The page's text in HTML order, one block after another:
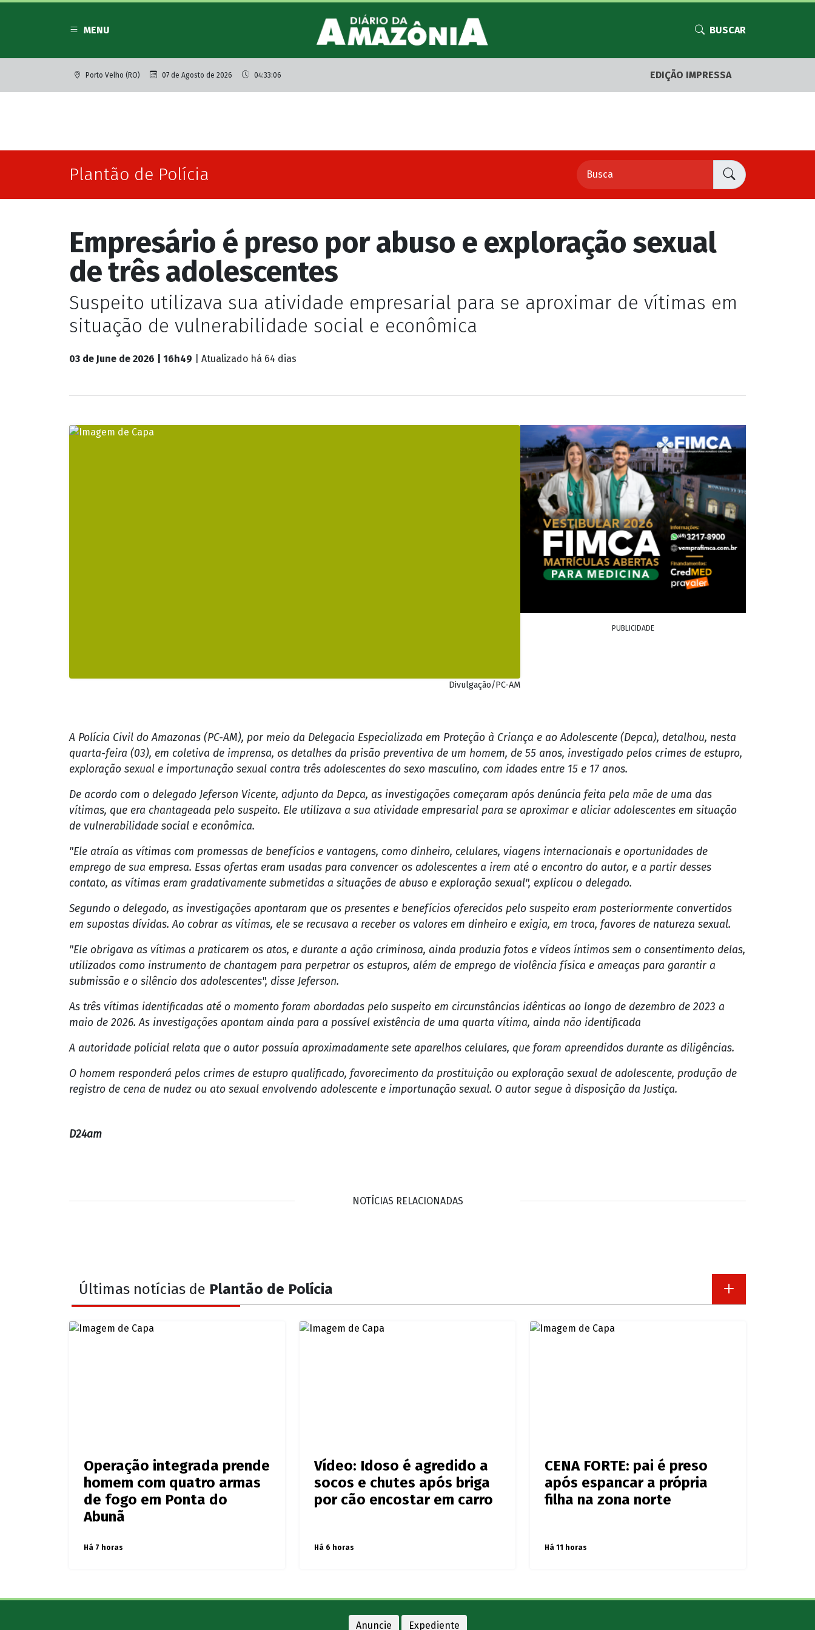
MENU BUSCAR
Porto Velho (RO) 07 de Agosto de 2026 04:33:06 EDIÇÃO IMPRESSA
Plantão de Polícia
Empresário é preso por abuso e exploração sexual
de três adolescentes
Suspeito utilizava sua atividade empresarial para se aproximar de vítimas em
situação de vulnerabilidade social e econômica
03 de June de 2026 | 16h49 | Atualizado há 64 dias
Divulgação/PC-AM
PUBLICIDADE
A Polícia Civil do Amazonas (PC-AM), por meio da Delegacia Especializada em Proteção à Criança e ao Adolescente (Depca), detalhou, nesta
quarta-feira (03), em coletiva de imprensa, os detalhes da prisão preventiva de um homem, de 55 anos, investigado pelos crimes de estupro,
exploração sexual e importunação sexual contra três adolescentes do sexo masculino, com idades entre 15 e 17 anos.
De acordo com o delegado Jeferson Vicente, adjunto da Depca, as investigações começaram após denúncia feita pela mãe de uma das
vítimas, que era chantageada pelo suspeito. Ele utilizava a sua atividade empresarial para se aproximar e aliciar adolescentes em situação
de vulnerabilidade social e econômica.
"Ele atraía as vítimas com promessas de benefícios e vantagens, como dinheiro, celulares, viagens internacionais e oportunidades de
emprego de sua empresa. Essas ofertas eram usadas para convencer os adolescentes a irem até o encontro do autor, e a partir desses
contato, as vítimas eram gradativamente submetidas a situações de abuso e exploração sexual", explicou o delegado.
Segundo o delegado, as investigações apontaram que os presentes e benefícios oferecidos pelo suspeito eram posteriormente convertidos
em supostas dívidas. Ao cobrar as vítimas, ele se recusava a receber os valores em dinheiro e exigia, em troca, favores de natureza sexual.
"Ele obrigava as vítimas a praticarem os atos, e durante a ação criminosa, ainda produzia fotos e vídeos íntimos sem o consentimento delas,
utilizados como instrumento de chantagem para perpetrar os estupros, além de emprego de violência física e ameaças para garantir a
submissão e o silêncio dos adolescentes", disse Jeferson.
As três vítimas identificadas até o momento foram abordadas pelo suspeito em circunstâncias idênticas ao longo de dezembro de 2023 a
maio de 2026. As investigações apontam ainda para a possível existência de uma quarta vítima, ainda não identificada
A autoridade policial relata que o autor possuía aproximadamente sete aparelhos celulares, que foram apreendidos durante as diligências.
O homem responderá pelos crimes de estupro qualificado, favorecimento da prostituição ou exploração sexual de adolescente, produção de
registro de cena de nudez ou ato sexual envolvendo adolescente e importunação sexual. O autor segue à disposição da Justiça.
D24am
NOTÍCIAS RELACIONADAS
Últimas notícias de Plantão de Polícia
Operação integrada prende
homem com quatro armas
de fogo em Ponta do
Abunã
Há 7 horas
Vídeo: Idoso é agredido a
socos e chutes após briga
por cão encostar em carro
Há 6 horas
CENA FORTE: pai é preso
após espancar a própria
filha na zona norte
Há 11 horas
Anuncie Expediente